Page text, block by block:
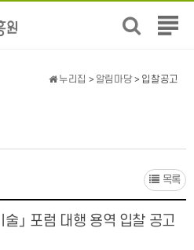
전
뉴
누리집 > 알림마당 > 입찰공고
목록
」 포럼 대행 용역 입찰 공고